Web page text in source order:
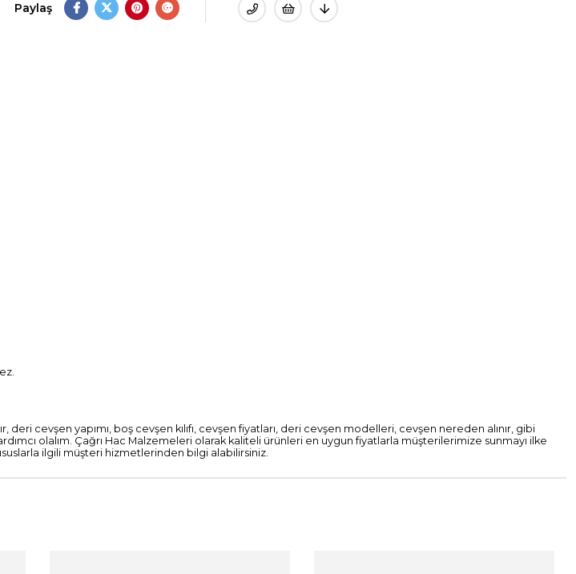
Paylaş
cevşen yapımı, boş cevşen kılıfı, cevşen fiyatları, deri cevşen modelleri, cevşen nereden alınır, gibi
olalım. Çağrı Hac Malzemeleri olarak kaliteli ürünleri en uygun fiyatlarla müşterilerimize sunmayı ilke
ilgili müşteri hizmetlerinden bilgi alabilirsiniz.